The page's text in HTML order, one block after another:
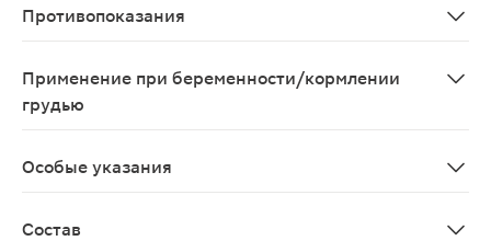
Противопоказания
Применение при беременности/кормлении
грудью
Особые указания
Состав